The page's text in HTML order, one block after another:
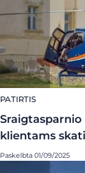
PATIRTIS
klientams
Paskelbta 01/09/2025